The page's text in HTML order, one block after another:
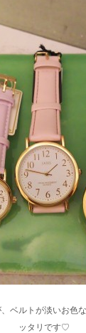
ベルトが淡いお色
ッタリです♡